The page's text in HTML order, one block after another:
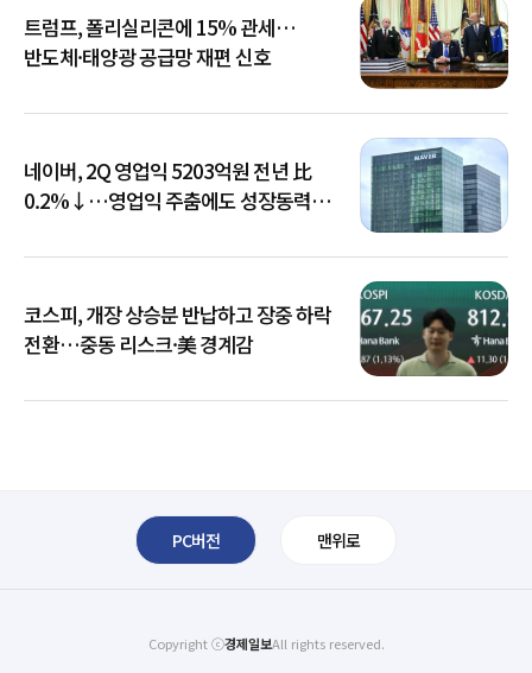
트럼프, 폴리실리콘에 15% 관세…
반도체·태양광 공급망 재편 신호
네이버, 2Q 영업익 5203억원 전년 比
0.2%↓…영업익 주춤에도 성장동력
코스피, 개장 상승분 반납하고 장중 하락
전환…중동 리스크·美 경계감
PC버전 맨위로
Copyright ⓒ경제일보All rights reserved.